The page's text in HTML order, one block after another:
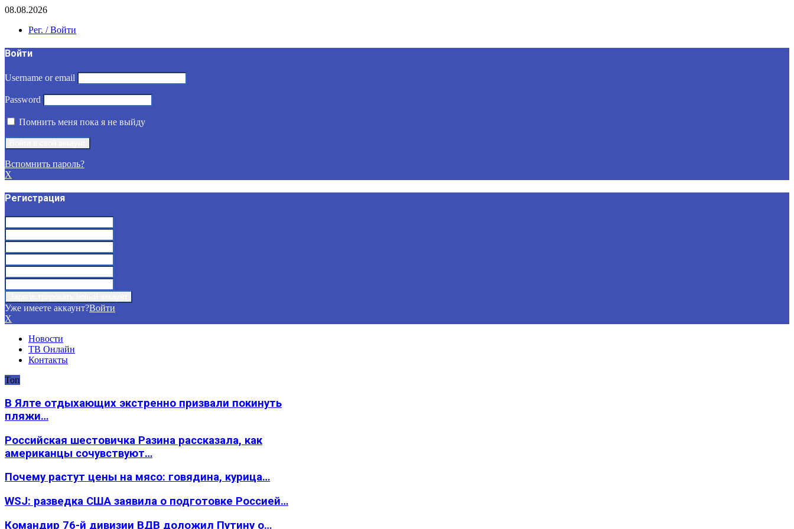
08.08.2026
Рег. / Войти
Войти
Username or email
Password
Помнить меня пока я не выйду
Вспомнить пароль?
X
Регистрация
Уже имеете аккаунт?Войти
X
Новости
ТВ Онлайн
Контакты
Топ
В Ялте отдыхающих экстренно призвали покинуть
пляжи…
Российская шестовичка Разина рассказала, как
американцы сочувствуют…
Почему растут цены на мясо: говядина, курица…
WSJ: разведка США заявила о подготовке Россией…
Командир 76-й дивизии ВДВ доложил Путину о…